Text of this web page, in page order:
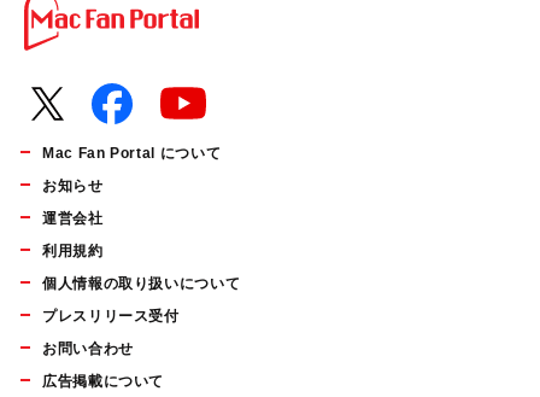
Mac Fan Portal について
お知らせ
運営会社
利用規約
個人情報の取り扱いについて
プレスリリース受付
お問い合わせ
広告掲載について